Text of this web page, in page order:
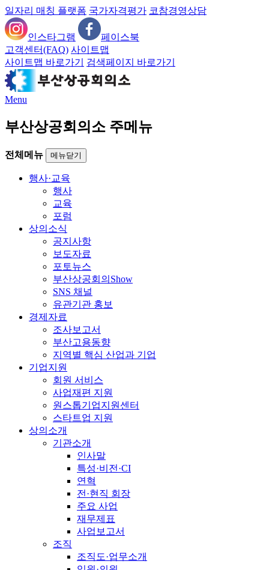
일자리 매칭 플랫폼 국가자격평가 코참경영상담
인스타그램
페이스북
고객센터(FAQ) 사이트맵
사이트맵 바로가기
검색페이지 바로가기
Menu
부산상공회의소 주메뉴
전체메뉴 메뉴닫기
행사·교육
행사
교육
포럼
상의소식
공지사항
보도자료
포토뉴스
부산상공회의Show
SNS 채널
유관기관 홍보
경제자료
조사보고서
부산고용동향
지역별 핵심 산업과 기업
기업지원
회원 서비스
사업재편 지원
원스톱기업지원센터
스타트업 지원
상의소개
기관소개
인사말
특성·비전·CI
연혁
전·현직 회장
주요 사업
재무제표
사업보고서
조직
조직도·업무소개